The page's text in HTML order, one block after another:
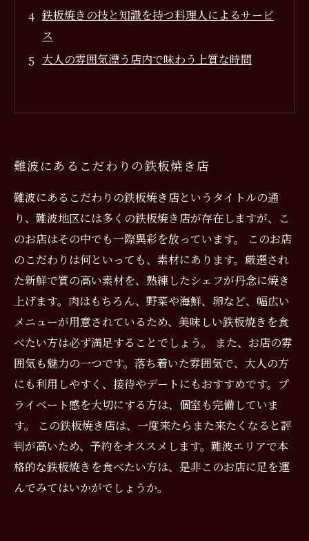
鉄板焼きの技と知識を持つ料理人によるサービ
ス
大人の雰囲気漂う店内で味わう上質な時間
難波にあるこだわりの鉄板焼き店
難波にあるこだわりの鉄板焼き店というタイトルの通
り、難波地区には多くの鉄板焼き店が存在しますが、こ
のお店はその中でも一際異彩を放っています。 このお店
のこだわりは何といっても、素材にあります。厳選され
た新鮮で質の高い素材を、熟練したシェフが丹念に焼き
上げます。肉はもちろん、野菜や海鮮、卵など、幅広い
メニューが用意されているため、美味しい鉄板焼きを食
べたい方は必ず満足することでしょう。 また、お店の雰
囲気も魅力の一つです。落ち着いた雰囲気で、大人の方
にも利用しやすく、接待やデートにもおすすめです。プ
ライベート感を大切にする方は、個室も完備していま
す。 この鉄板焼き店は、一度来たらまた来たくなると評
判が高いため、予約をオススメします。難波エリアで本
格的な鉄板焼きを食べたい方は、是非このお店に足を運
んでみてはいかがでしょうか。